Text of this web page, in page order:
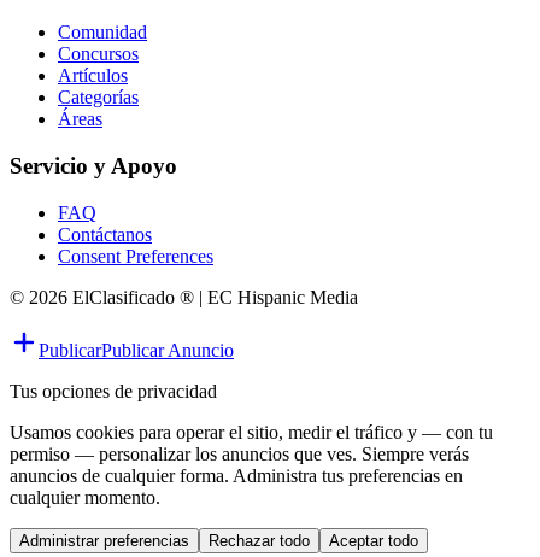
Comunidad
Concursos
Artículos
Categorías
Áreas
Servicio y Apoyo
FAQ
Contáctanos
Consent Preferences
© 2026 ElClasificado ® | EC Hispanic Media
PublicarPublicar Anuncio
Tus opciones de privacidad
Usamos cookies para operar el sitio, medir el tráfico y — con tu
permiso — personalizar los anuncios que ves. Siempre verás
anuncios de cualquier forma. Administra tus preferencias en
cualquier momento.
Administrar preferencias Rechazar todo Aceptar todo